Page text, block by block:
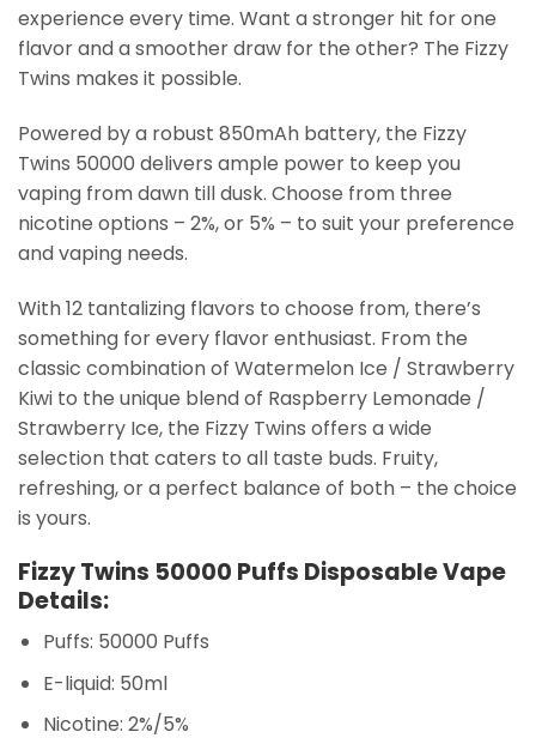
experience every time. Want a stronger hit for one
flavor and a smoother draw for the other? The Fizzy
Twins makes it possible.
Powered by a robust 850mAh battery, the Fizzy
Twins 50000 delivers ample power to keep you
vaping from dawn till dusk. Choose from three
nicotine options – 2%, or 5% – to suit your preference
and vaping needs.
With 12 tantalizing flavors to choose from, there’s
something for every flavor enthusiast. From the
classic combination of Watermelon Ice / Strawberry
Kiwi to the unique blend of Raspberry Lemonade /
Strawberry Ice, the Fizzy Twins offers a wide
selection that caters to all taste buds. Fruity,
refreshing, or a perfect balance of both – the choice
is yours.
Fizzy Twins 50000 Puffs Disposable Vape
Details:
Puffs: 50000 Puffs
E-liquid: 50ml
Nicotine: 2%/5%